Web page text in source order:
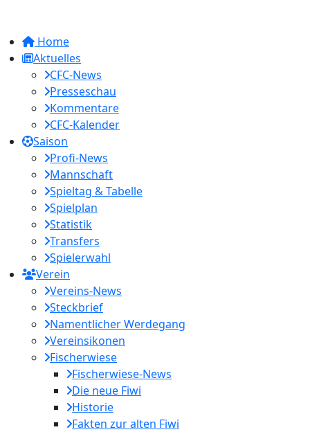
Home
Aktuelles
CFC-News
Presseschau
Kommentare
CFC-Kalender
Saison
Profi-News
Mannschaft
Spieltag & Tabelle
Spielplan
Statistik
Transfers
Spielerwahl
Verein
Vereins-News
Steckbrief
Namentlicher Werdegang
Vereinsikonen
Fischerwiese
Fischerwiese-News
Die neue Fiwi
Historie
Fakten zur alten Fiwi